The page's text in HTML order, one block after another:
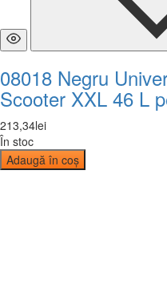
08018 Negru
Scooter XXL 46 L
213,34lei
În stoc
Adaugă în coș